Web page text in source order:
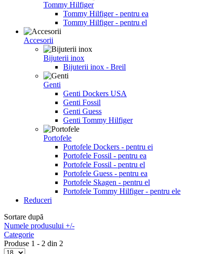
Tommy Hilfiger
Tommy Hilfiger - pentru ea
Tommy Hilfiger - pentru el
Accesorii
Bijuterii inox
Bijuterii inox - Breil
Genti
Genti Dockers USA
Genti Fossil
Genti Guess
Genti Tommy Hilfiger
Portofele
Portofele Dockers - pentru ei
Portofele Fossil - pentru ea
Portofele Fossil - pentru el
Portofele Guess - pentru ea
Portofele Skagen - pentru el
Portofele Tommy Hilfiger - pentru ele
Reduceri
Sortare după
Numele produsului +/-
Categorie
Produse 1 - 2 din 2